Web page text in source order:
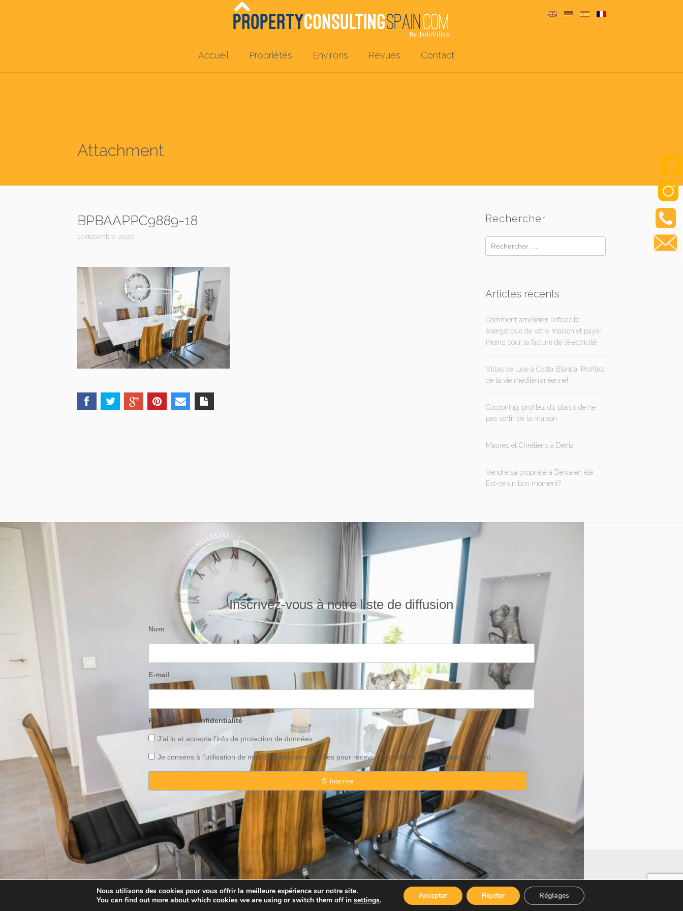
Accueil Propriétés Environs Revues Contact
Attachment
BPBAAPPC9889-18
14 décembre, 2020
Rechercher
Articles récents
Comment améliorer l’efficacité
énergétique de votre maison et payer
moins pour la facture de l’électricité!
Villas de luxe à Costa Blanca: Profitez
de la vie méditerranéenne!
Cocooning, profitez du plaisir de ne
pas sortir de la maison
Maures et Chrétiens à Dénia
Vendre sa propriété à Dénia en été:
Est-ce un bon moment?
Inscrivez-vous à notre liste de diffusion
Nom
E-mail
Politique de confidentialité
J’ai lu et accepte l’info de protection de données
Je consens à l’utilisation de mes données personnelles pour recevoir la publicité de votre établissement
Copyright © 2025 Property Consulting Spain By JadeVillas S.L. ·Avis legal·Protection de données·Politique sur les témoins
Nous utilisons des cookies pour vous offrir la meilleure expérience sur notre site.
You can find out more about which cookies we are using or switch them off in settings. Accepter Rejeter Réglages